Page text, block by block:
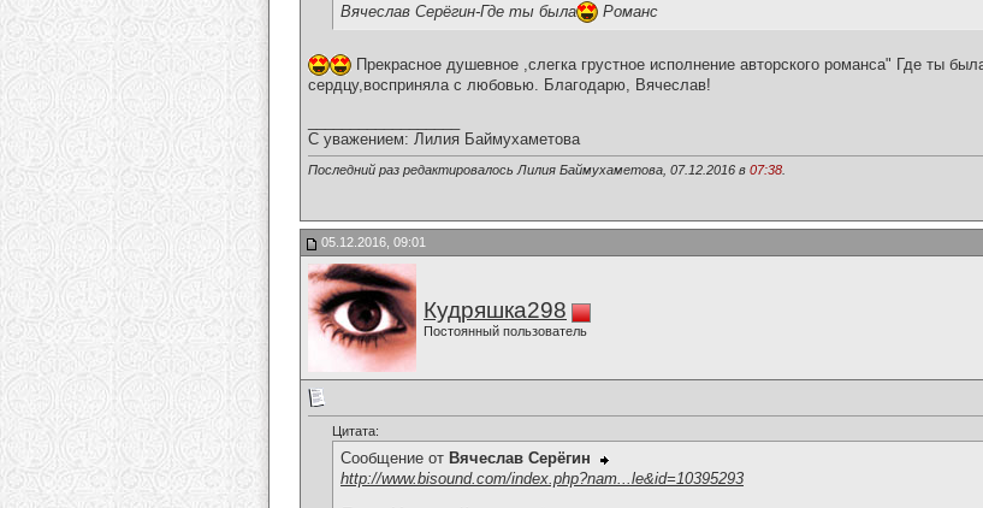
Вячеслав Серёгин-Где ты была Романс
Прекрасное душевное ,слегка грустное исполнение авторского романса" Где ты
сердцу,восприняла с любовью. Благодарю, Вячеслав!
С уважением: Лилия Баймухаметова
Последний раз редактировалось Лилия Баймухаметова, 07.12.2016 в 07:38
05.12.2016, 09:01
Кудряшка298
Постоянный пользователь
Цитата:
Сообщение от Вячеслав Серёгин
http://www.bisound.com/index.php?nam...le&id=10395293